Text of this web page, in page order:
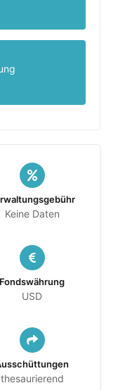
Keine Daten
Fondswährung
USD
thesaurierend